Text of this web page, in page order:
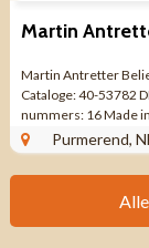
Martin Antretter
Cataloge: 40-53782
nummers: 16 Made
Kwaliteit: ZO ...
Purmerend,